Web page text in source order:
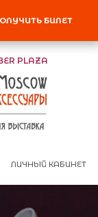
PLAZA
ЛИЧНЫЙ КАБИНЕТ
БИЛЕТ